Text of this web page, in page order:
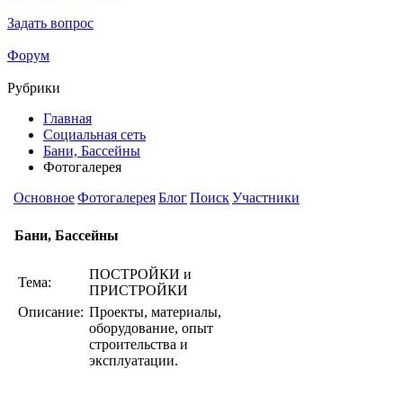
Задать вопрос
Форум
Рубрики
Главная
Социальная сеть
Бани, Бассейны
Фотогалерея
ОсновноеФотогалереяБлогПоискУчастники
Бани, Бассейны
Тема:
ПОСТРОЙКИ и
ПРИСТРОЙКИ
Описание: Проекты, материалы,
оборудование, опыт
строительства и
эксплуатации.